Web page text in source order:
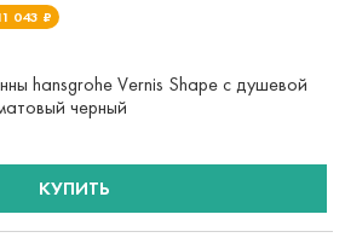
043 ₽
hansgrohe Vernis Shape с душевой
черный
КУПИТЬ